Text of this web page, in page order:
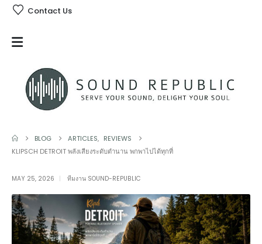
Contact Us
BLOG ARTICLES, REVIEWS
KLIPSCH DETROIT พลังเสียงระดับตำนาน พกพาไปได้ทุกที่
MAY 25, 2026 ทีมงาน SOUND-REPUBLIC